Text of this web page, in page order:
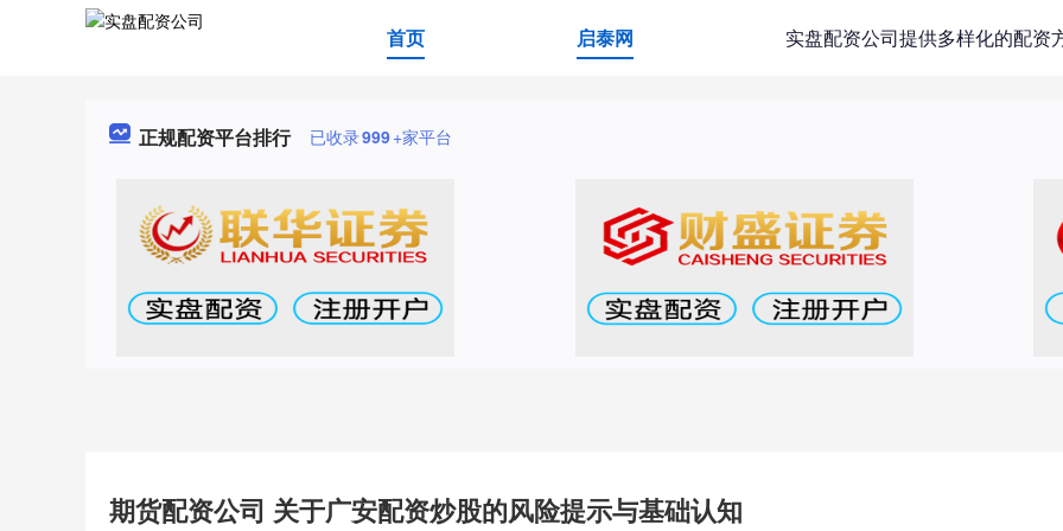
首页 启泰网 实盘配资公司提供多样化的配资
正规配资平台排行 已收录999+家平台
期货配资公司 关于广安配资炒股的风险提示与基础认知